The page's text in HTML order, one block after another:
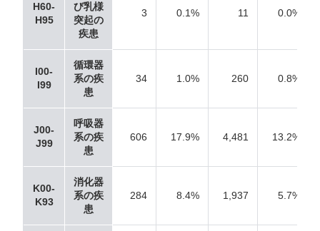
H60-
H95
び乳様
突起の
疾患
3 0.1% 11 0.0%
I00-
I99
循環器
系の疾
患
34 1.0% 260 0.8%
J00-
J99
呼吸器
系の疾
患
606 17.9% 4,481 13.2%
K00-
K93
消化器
系の疾
患
284 8.4% 1,937 5.7%